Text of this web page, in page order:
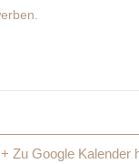
+ Zu Google Kalender